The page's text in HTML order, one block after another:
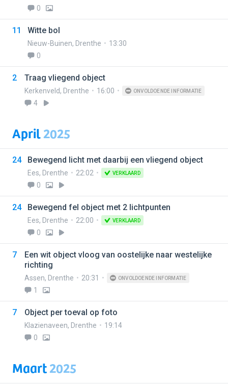
0
11 Witte bol
Nieuw-Buinen, Drenthe
13:30
0
2 Traag vliegend object
Kerkenveld, Drenthe 16:00 ONVOLDOENDE INFORMATIE
4
April2025
24 Bewegend licht met daarbij een vliegend object
Ees, Drenthe 22:02 VERKLAARD
0
24 Bewegend fel object met 2 lichtpunten
Ees, Drenthe 22:00 VERKLAARD
0
7
Een wit object vloog van oostelijke naar westelijke
richting
Assen, Drenthe 20:31 ONVOLDOENDE INFORMATIE
1
7 Object per toeval op foto
Klazienaveen, Drenthe
19:14
0
Maart2025